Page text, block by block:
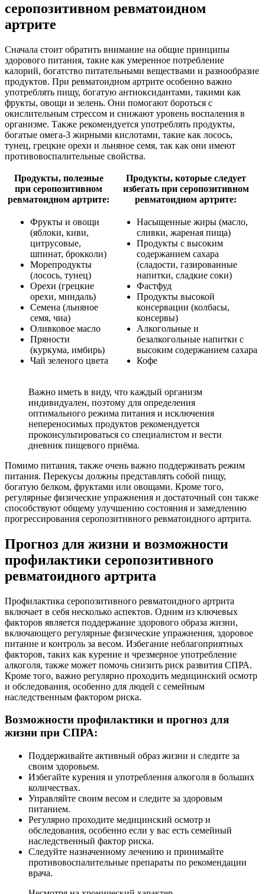
серопозитивном ревматоидном
артрите
Сначала стоит обратить внимание на общие принципы
здорового питания, такие как умеренное потребление
калорий, богатство питательными веществами и разнообразие
продуктов. При ревматоидном артрите особенно важно
употреблять пищу, богатую антиоксидантами, такими как
фрукты, овощи и зелень. Они помогают бороться с
окислительным стрессом и снижают уровень воспаления в
организме. Также рекомендуется употреблять продукты,
богатые омега-3 жирными кислотами, такие как лосось,
тунец, грецкие орехи и льняное семя, так как они имеют
противовоспалительные свойства.
Продукты, полезные
при серопозитивном
ревматоидном артрите:
Продукты, которые следует
избегать при серопозитивном
ревматоидном артрите:
Фрукты и овощи
(яблоки, киви,
цитрусовые,
шпинат, брокколи)
Морепродукты
(лосось, тунец)
Орехи (грецкие
орехи, миндаль)
Семена (льняное
семя, чиа)
Оливковое масло
Пряности
(куркума, имбирь)
Чай зеленого цвета
Насыщенные жиры (масло,
сливки, жареная пища)
Продукты с высоким
содержанием сахара
(сладости, газированные
напитки, сладкие соки)
Фастфуд
Продукты высокой
консервации (колбасы,
консервы)
Алкогольные и
безалкогольные напитки с
высоким содержанием сахара
Кофе
Важно иметь в виду, что каждый организм
индивидуален, поэтому для определения
оптимального режима питания и исключения
непереносимых продуктов рекомендуется
проконсультироваться со специалистом и вести
дневник пищевого приёма.
Помимо питания, также очень важно поддерживать режим
питания. Перекусы должны представлять собой пищу,
богатую белком, фруктами или овощами. Кроме того,
регулярные физические упражнения и достаточный сон также
способствуют общему улучшению состояния и замедлению
прогрессирования серопозитивного ревматоидного артрита.
Прогноз для жизни и возможности
профилактики серопозитивного
ревматоидного артрита
Профилактика серопозитивного ревматоидного артрита
включает в себя несколько аспектов. Одним из ключевых
факторов является поддержание здорового образа жизни,
включающего регулярные физические упражнения, здоровое
питание и контроль за весом. Избегание неблагоприятных
факторов, таких как курение и чрезмерное употребление
алкоголя, также может помочь снизить риск развития СПРА.
Кроме того, важно регулярно проходить медицинский осмотр
и обследования, особенно для людей с семейным
наследственным фактором риска.
Возможности профилактики и прогноз для
жизни при СПРА:
Поддерживайте активный образ жизни и следите за
своим здоровьем.
Избегайте курения и употребления алкоголя в больших
количествах.
Управляйте своим весом и следите за здоровым
питанием.
Регулярно проходите медицинский осмотр и
обследования, особенно если у вас есть семейный
наследственный фактор риска.
Следуйте назначенному лечению и принимайте
противовоспалительные препараты по рекомендации
врача.